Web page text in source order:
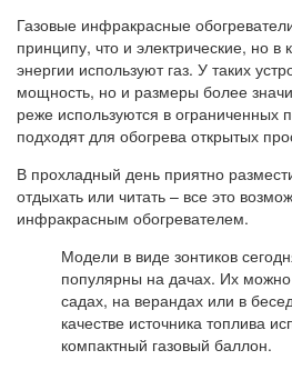
Газовые инфракрасные
принципу, что и электрические, но в
энергии используют газ. У таких
мощность, но и размеры более
реже используются в
подходят для обогрева открытых
В прохладный день приятно
отдыхать или читать – все это
инфракрасным обогревателем.
Модели в виде зонтиков
популярны на дачах. Их можно
садах, на верандах или в
качестве источника топлива
компактный газовый баллон.